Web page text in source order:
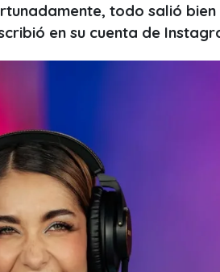
todo salió bien
en su cuenta de